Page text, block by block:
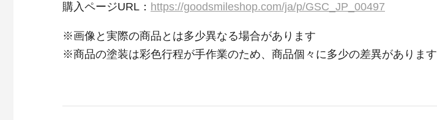
購入ページURL： https://goodsmileshop.com/ja/p/GSC_JP_00497
※画像と実際の商品とは多少異なる場合があります
※商品の塗装は彩色行程が手作業のため、商品個々に多少の差異があります